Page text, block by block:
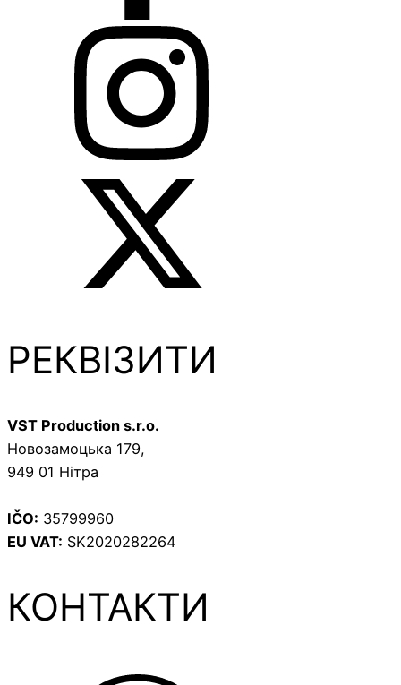
РЕКВІЗИТИ
VST Production s.r.o.
Новозамоцька 179,
949 01 Нітра
IČO: 35799960
EU VAT: SK2020282264
КОНТАКТИ